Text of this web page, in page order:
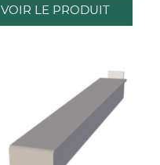
VOIR LE PRODUIT